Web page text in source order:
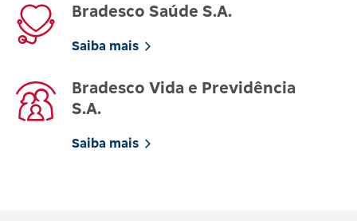
Bradesco Saúde S.A.
Saiba mais
Bradesco Vida e Previdência
S.A.
Saiba mais